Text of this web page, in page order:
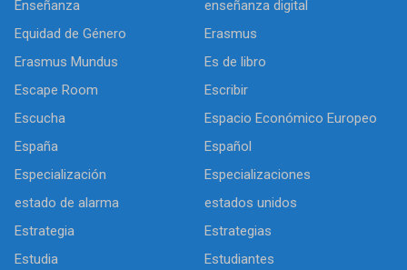
Enseñanza
enseñanza digital
Equidad de Género
Erasmus
Erasmus Mundus
Es de libro
Escape Room
Escribir
Escucha
Espacio Económico Europeo
España
Español
Especialización
Especializaciones
estado de alarma
estados unidos
Estrategia
Estrategias
Estudia
Estudiantes